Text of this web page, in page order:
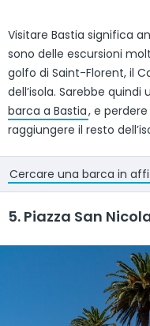
Visitare Bastia significa
sono delle escursioni
golfo di Saint-Florent, il
dell’isola. Sarebbe
barca a Bastia, e
raggiungere il resto
Cercare una barca in
5. Piazza San